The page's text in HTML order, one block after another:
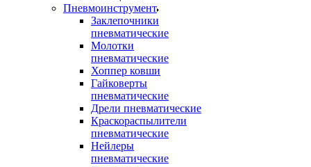
Пневмоинструмент
Заклепочники
пневматические
Молотки
пневматические
Хоппер ковши
Гайковерты
пневматические
Дрели пневматические
Краскораспылители
пневматические
Нейлеры
пневматические